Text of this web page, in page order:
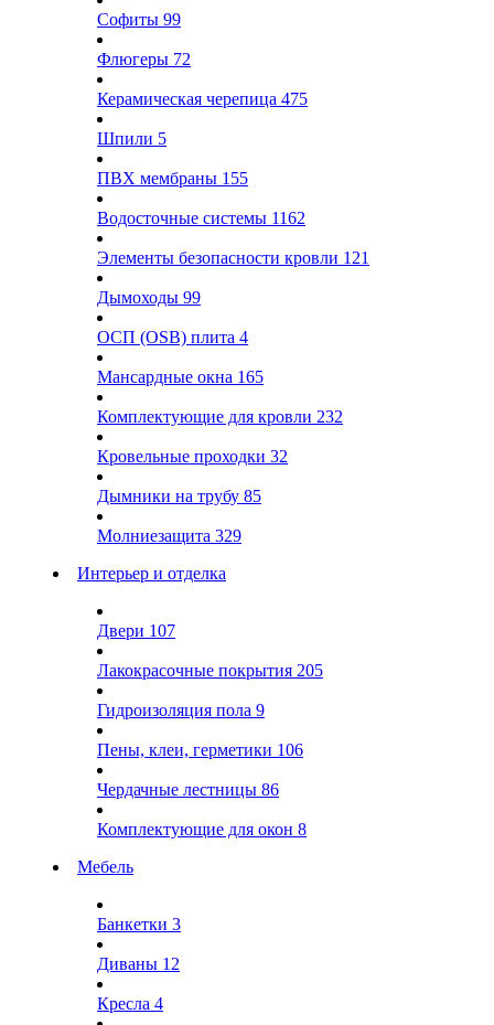
Софиты 99
Флюгеры 72
Керамическая черепица 475
Шпили 5
ПВХ мембраны 155
Водосточные системы 1162
Элементы безопасности кровли 121
Дымоходы 99
ОСП (OSB) плита 4
Мансардные окна 165
Комплектующие для кровли 232
Кровельные проходки 32
Дымники на трубу 85
Молниезащита 329
Интерьер и отделка
Двери 107
Лакокрасочные покрытия 205
Гидроизоляция пола 9
Пены, клеи, герметики 106
Чердачные лестницы 86
Комплектующие для окон 8
Мебель
Банкетки 3
Диваны 12
Кресла 4